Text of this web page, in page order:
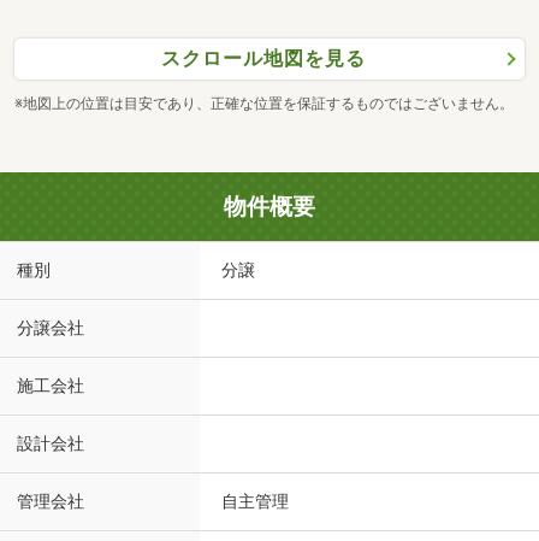
スクロール地図を見る
※地図上の位置は目安であり、正確な位置を保証するものではございません。
物件概要
種別 分譲
分譲会社
施工会社
設計会社
管理会社 自主管理